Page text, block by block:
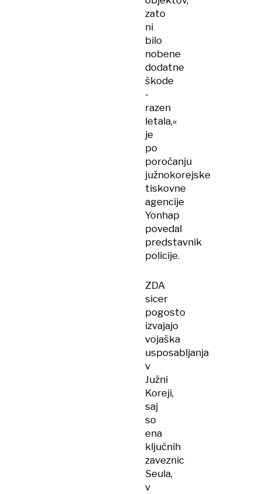
zato
ni
bilo
nobene
dodatne
škode
-
razen
letala,«
je
po
poročanju
južnokorejske
tiskovne
agencije
Yonhap
povedal
predstavnik
policije.
ZDA
sicer
pogosto
izvajajo
vojaška
usposabljanja
v
Južni
Koreji,
saj
so
ena
ključnih
zaveznic
Seula,
v